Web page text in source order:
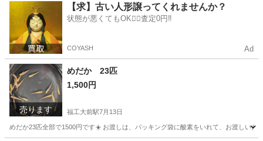
福工大前駅 その他 水槽
【求】古い人形譲ってくれませんか？
状態が悪くてもOK🙆‍♀️査定0円‼️
COYASH Ad
売ります
めだか 23匹
1,500円
福工大前駅7月13日
めだか23匹全部で1500円です☀️ お渡しは、パッキング袋に酸素をいれて、お渡しい